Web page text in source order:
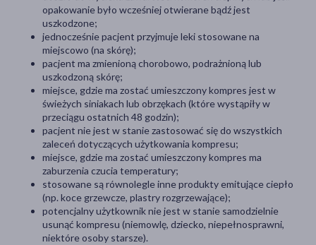
opakowanie było wcześniej otwierane bądź jest
uszkodzone;
jednocześnie pacjent przyjmuje leki stosowane na
miejscowo (na skórę);
pacjent ma zmienioną chorobowo, podrażnioną lub
uszkodzoną skórę;
miejsce, gdzie ma zostać umieszczony kompres jest w
świeżych siniakach lub obrzękach (które wystąpiły w
przeciągu ostatnich 48 godzin);
pacjent nie jest w stanie zastosować się do wszystkich
zaleceń dotyczących użytkowania kompresu;
miejsce, gdzie ma zostać umieszczony kompres ma
zaburzenia czucia temperatury;
stosowane są równolegle inne produkty emitujące ciepło
(np. koce grzewcze, plastry rozgrzewające);
potencjalny użytkownik nie jest w stanie samodzielnie
usunąć kompresu (niemowlę, dziecko, niepełnosprawni,
niektóre osoby starsze).